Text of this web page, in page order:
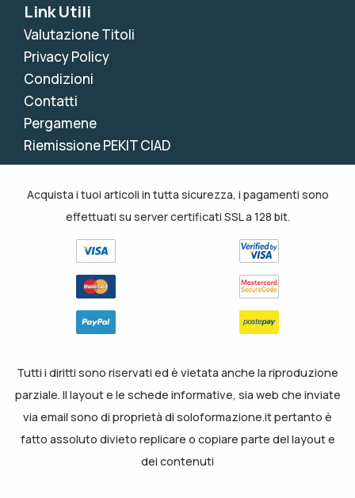
Link Utili
Valutazione Titoli
Privacy Policy
Condizioni
Contatti
Pergamene
Riemissione PEKIT CIAD
Acquista i tuoi articoli in tutta sicurezza, i pagamenti sono
effettuati su server certificati SSL a 128 bit.
Tutti i diritti sono riservati ed è vietata anche la riproduzione
parziale. Il layout e le schede informative, sia web che inviate
via email sono di proprietà di soloformazione.it pertanto è
fatto assoluto divieto replicare o copiare parte del layout e
dei contenuti